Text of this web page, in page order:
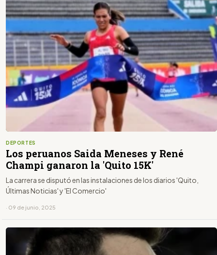
DEPORTES
Los peruanos Saida Meneses y René
Champi ganaron la 'Quito 15K'
La carrera se disputó en las instalaciones de los diarios 'Quito,
Últimas Noticias' y 'El Comercio'
· 09 de junio, 2025